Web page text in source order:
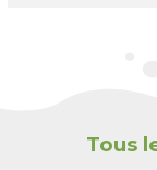
Tous